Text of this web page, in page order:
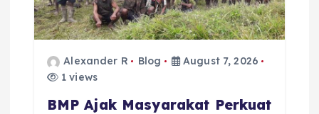
Alexander R Blog
August 7, 2026
1 views
BMP Ajak Masyarakat Perkuat